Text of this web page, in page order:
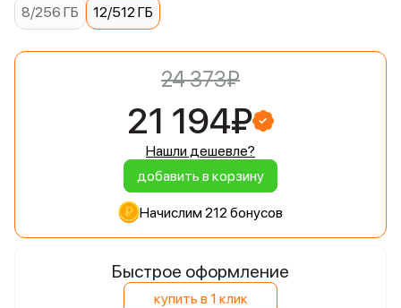
8/256 ГБ 12/512 ГБ
24 373₽
21 194₽
Нашли дешевле?
добавить в корзину
Начислим 212 бонусов
Быстрое оформление
купить в 1 клик